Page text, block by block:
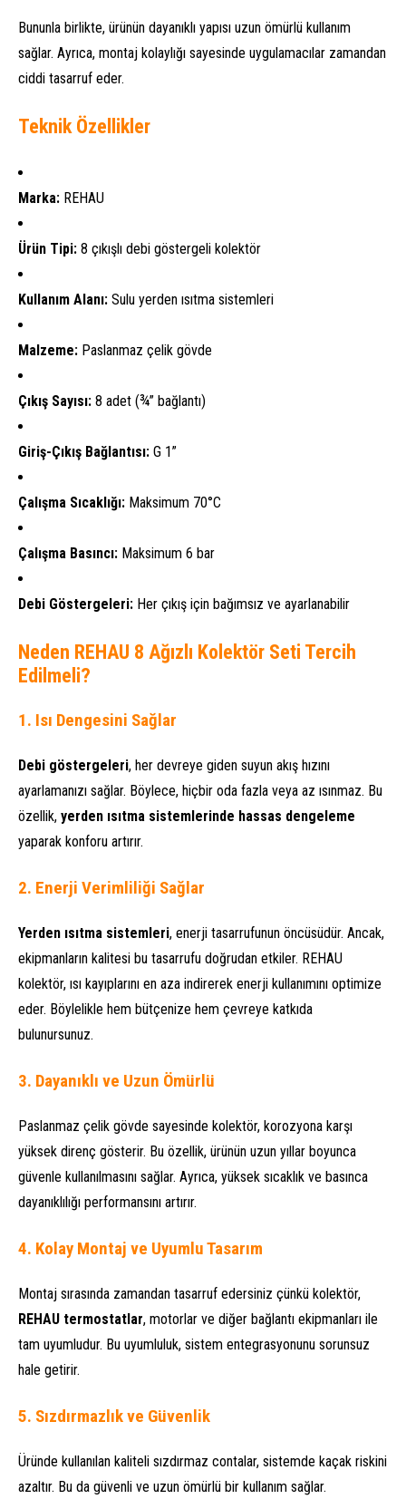
Bununla birlikte, ürünün dayanıklı yapısı uzun ömürlü kullanım
sağlar. Ayrıca, montaj kolaylığı sayesinde uygulamacılar zamandan
ciddi tasarruf eder.
Teknik Özellikler
Marka: REHAU
Ürün Tipi: 8 çıkışlı debi göstergeli kolektör
Kullanım Alanı: Sulu yerden ısıtma sistemleri
Malzeme: Paslanmaz çelik gövde
Çıkış Sayısı: 8 adet (¾” bağlantı)
Giriş-Çıkış Bağlantısı: G 1”
Çalışma Sıcaklığı: Maksimum 70°C
Çalışma Basıncı: Maksimum 6 bar
Debi Göstergeleri: Her çıkış için bağımsız ve ayarlanabilir
Neden REHAU 8 Ağızlı Kolektör Seti Tercih
Edilmeli?
1. Isı Dengesini Sağlar
Debi göstergeleri, her devreye giden suyun akış hızını
ayarlamanızı sağlar. Böylece, hiçbir oda fazla veya az ısınmaz. Bu
özellik, yerden ısıtma sistemlerinde hassas dengeleme
yaparak konforu artırır.
2. Enerji Verimliliği Sağlar
Yerden ısıtma sistemleri, enerji tasarrufunun öncüsüdür. Ancak,
ekipmanların kalitesi bu tasarrufu doğrudan etkiler. REHAU
kolektör, ısı kayıplarını en aza indirerek enerji kullanımını optimize
eder. Böylelikle hem bütçenize hem çevreye katkıda
bulunursunuz.
3. Dayanıklı ve Uzun Ömürlü
Paslanmaz çelik gövde sayesinde kolektör, korozyona karşı
yüksek direnç gösterir. Bu özellik, ürünün uzun yıllar boyunca
güvenle kullanılmasını sağlar. Ayrıca, yüksek sıcaklık ve basınca
dayanıklılığı performansını artırır.
4. Kolay Montaj ve Uyumlu Tasarım
Montaj sırasında zamandan tasarruf edersiniz çünkü kolektör,
REHAU termostatlar, motorlar ve diğer bağlantı ekipmanları ile
tam uyumludur. Bu uyumluluk, sistem entegrasyonunu sorunsuz
hale getirir.
5. Sızdırmazlık ve Güvenlik
Üründe kullanılan kaliteli sızdırmaz contalar, sistemde kaçak riskini
azaltır. Bu da güvenli ve uzun ömürlü bir kullanım sağlar.